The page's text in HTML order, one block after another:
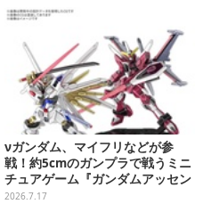
νガンダム、マイフリなどが参
戦！約5cmのガンプラで戦うミニ
チュアゲーム『ガンダムアッセン
ブル』新たに6商品が一挙発表
2026.7.17